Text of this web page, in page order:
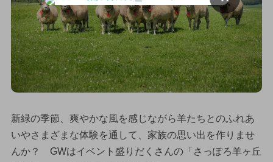
新緑の季節、爽やかな風を感じながら羊たちとのふれあ
いやさまざまな体験を通して、家族の思い出を作りませ
んか？ GWはイベント盛りだくさんの「さっぽろ羊ヶ丘